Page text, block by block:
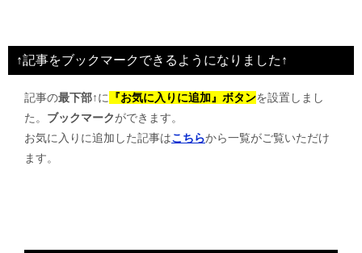
ビ
ゲ
↑記事をブックマークできるようになりました↑
記事の最下部↑に 『お気に入りに追加』ボタンを設置しまし
た。 ブックマークができます。
お気に入りに追加した記事はこちらから一覧がご覧いただけ
ます。